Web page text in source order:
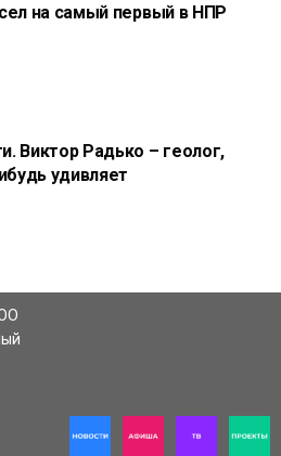
на самый первый в НПР
Виктор Радько – геолог,
удивляет